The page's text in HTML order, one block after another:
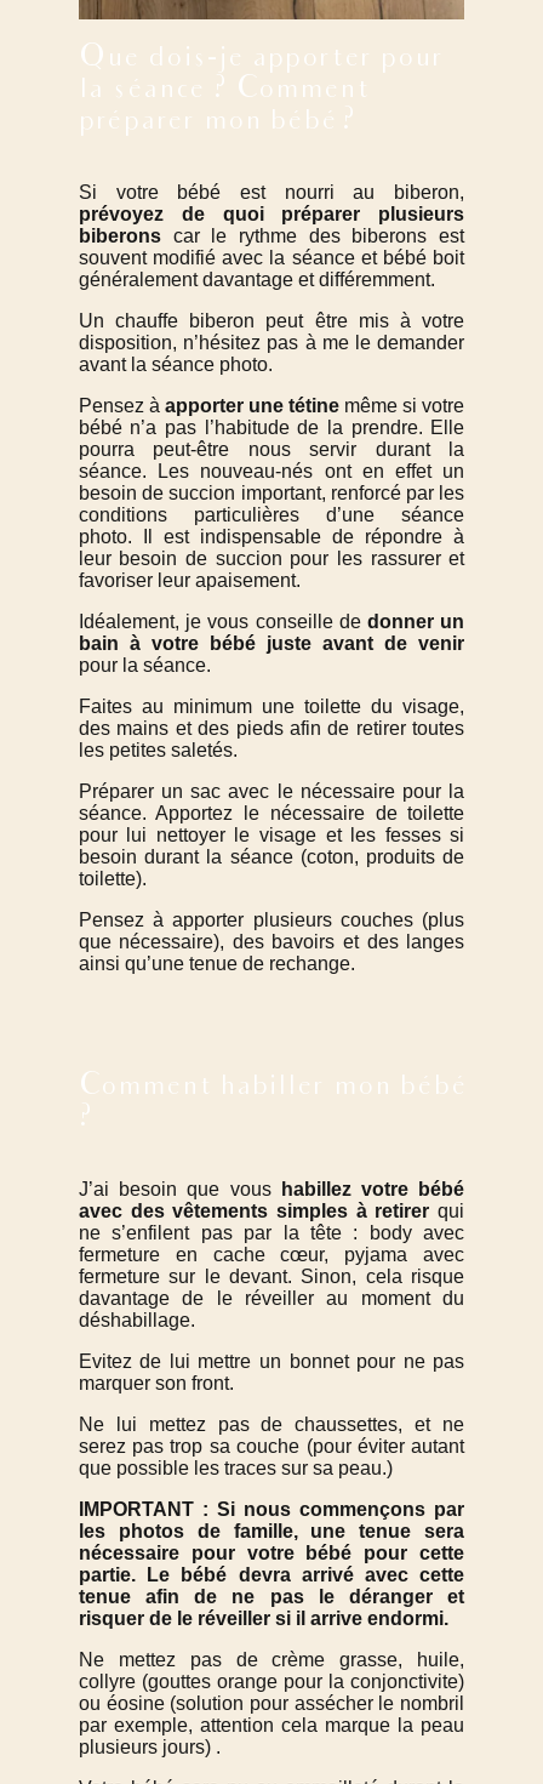
Que dois-je apporter pour
la séance ? Comment
préparer mon bébé ?
Si votre bébé est nourri au biberon,
prévoyez de quoi préparer plusieurs
biberonscar le rythme des biberons est
souvent modifié avec la séance et bébé boit
généralement davantage et différemment.
Un chauffe biberon peut être mis à votre
disposition, n’hésitez pas à me le demander
avant la séance photo.
Pensez à apporter une tétine même si votre
bébé n’a pas l’habitude de la prendre. Elle
pourra peut-être nous servir durant la
séance. Les nouveau-nés ont en effet un
besoin de succion important, renforcé par les
conditions particulières d’une séance
photo. Il est indispensable de répondre à
leur besoin de succion pour les rassurer et
favoriser leur apaisement.
Idéalement, je vous conseille de donner un
bain à votre bébé juste avant de venir
pour la séance.
Faites au minimum une toilette du visage,
des mains et des pieds afin de retirer toutes
les petites saletés.
Préparer un sac avec le nécessaire pour la
séance. Apportez le nécessaire de toilette
pour lui nettoyer le visage et les fesses si
besoin durant la séance (coton, produits de
toilette).
Pensez à apporter plusieurs couches (plus
que nécessaire), des bavoirs et des langes
ainsi qu’une tenue de rechange.
Comment habiller mon bébé
?
J’ai besoin que voushabillez votre bébé
avec des vêtements simp les à retirer qui
ne s’enfilent pas par la tête : body avec
fermeture en cache cœur, pyjama avec
fermeture sur le devant. Sinon, cela risque
davantage de le réveiller au moment du
déshabillage.
Evitez de lui mettre un bonnet pour ne pas
marquer son front.
Ne lui mettez pas de chaussettes, et ne
serez pas trop sa couche (pour éviter autant
que possible les traces sur sa peau.)
IMPORTANT : Si nous commençons par
les photos de famille, une tenue sera
nécessaire pour votre bébé pour cette
partie. Le bébé devra arrivé avec cette
tenue afin de ne pas le déranger et
risquer de le réveiller si il arrive endormi.
Ne mettez pas de crème grasse, huile,
collyre (gouttes orange pour la conjonctivite)
ou éosine (solution pour assécher le nombril
par exemple, attention cela marque la peau
plusieurs jours) .